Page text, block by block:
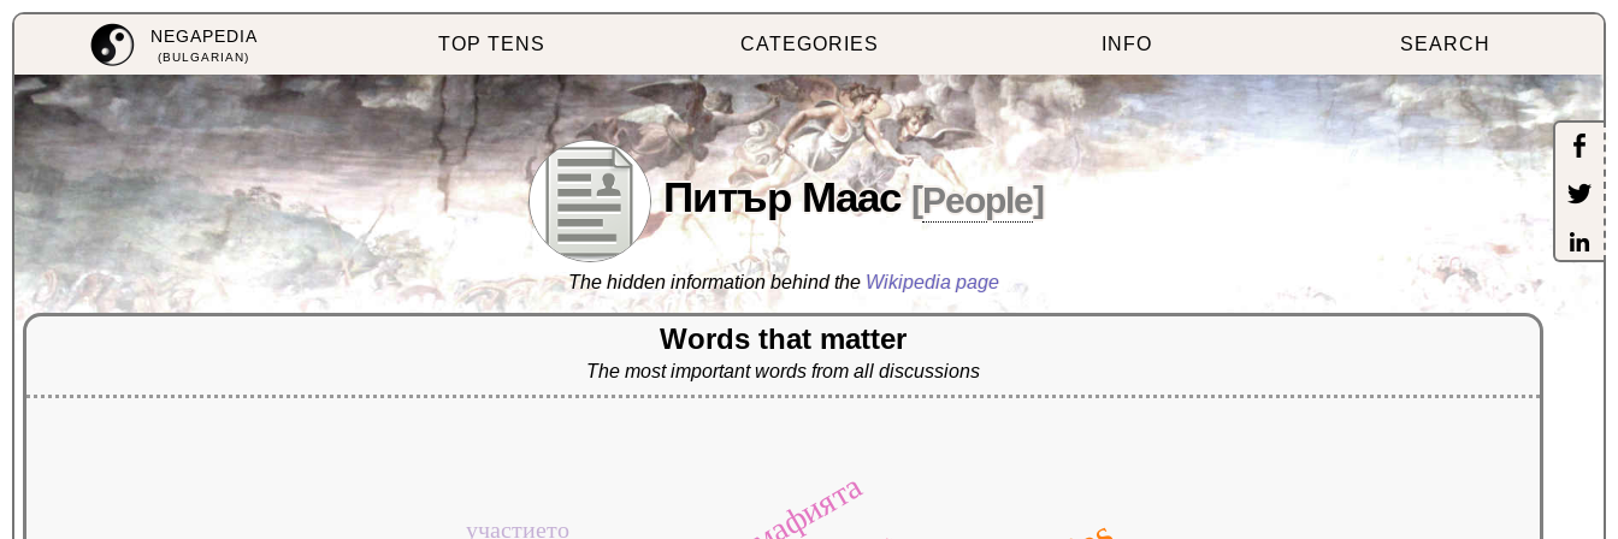
NEGAPEDIA
(BULGARIAN)
TOP TENS CATEGORIES INFO SEARCH
Питър Маас [People]
The hidden information behind the Wikipedia page
Words that matter
The most important words from all discussions
мафията
участието